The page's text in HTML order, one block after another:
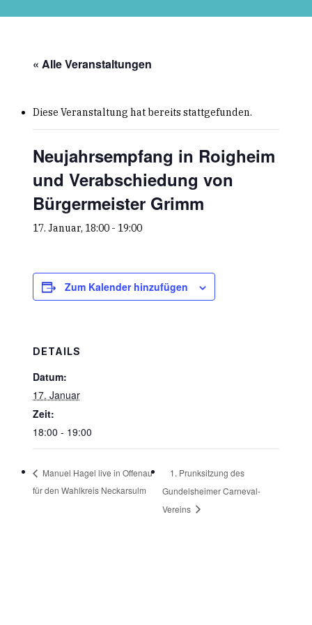
« Alle Veranstaltungen
Diese Veranstaltung hat bereits stattgefunden.
Neujahrsempfang in Roigheim
und Verabschiedung von
Bürgermeister Grimm
17. Januar, 18:00- 19:00
Zum Kalender hinzufügen
DETAILS
Datum:
17. Januar
Zeit:
18:00 - 19:00
Manuel Hagel live in Offenau
für den Wahlkreis Neckarsulm
1. Prunksitzung des
Gundelsheimer Carneval-
Vereins